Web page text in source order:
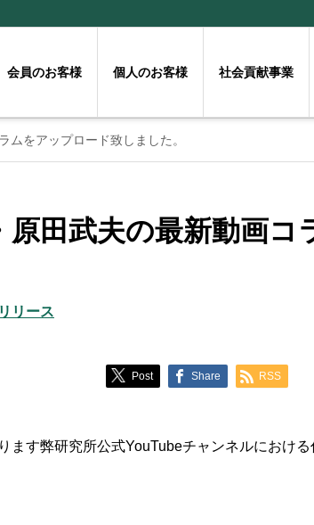
会員のお客様 個人のお客様 社会貢献事業
ムをアップロード致しました。
原田武夫の最新動画コ
リース
Post Share RSS
ます弊研究所公式YouTubeチャンネルにおけ